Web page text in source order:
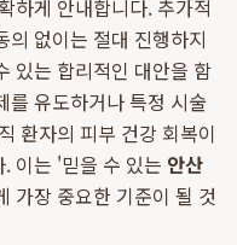
하게 안내합니다. 추가적
의 없이는 절대 진행하지
있는 합리적인 대안을 함
를 유도하거나 특정 시술
환자의 피부 건강 회복이
이는 '믿을 수 있는 안산
가장 중요한 기준이 될 것